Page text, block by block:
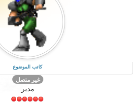
كاتب الموضوع
غير متصل
مدير